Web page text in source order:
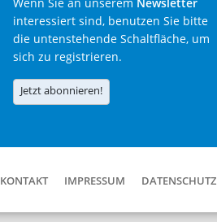
interessiert sind, benutzen Sie bitte
die untenstehende Schaltfläche, um
sich zu registrieren.
Jetzt abonnieren!
KONTAKT IMPRESSUM DATENSCHUTZ